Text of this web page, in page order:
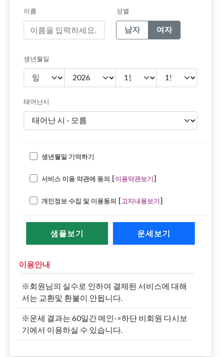
이름 성별
남자 여자
생년월일
태어난시
생년월일 기억하기
서비스 이용 약관에 동의 [이용약관보기]
개인정보 수집 및 이용동의 [고지내용보기]
샘플보기 운세보기
이용안내
※회원님의 실수로 인하여 결제된 서비스에 대해
서는 교환및 환불이 안됩니다.
※운세 결과는 60일간 메인->하단 비회원 다시보
기에서 이용하실 수 있습니다.